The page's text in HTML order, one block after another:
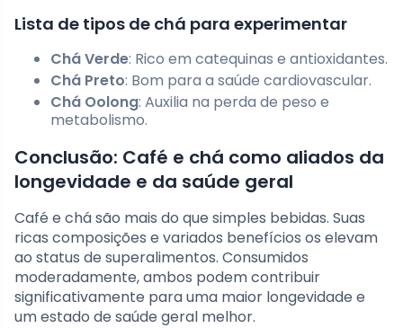
Lista de tipos de chá para experimentar
Chá Verde: Rico em catequinas e antioxidantes.
Chá Preto: Bom para a saúde cardiovascular.
Chá Oolong: Auxilia na perda de peso e
metabolismo.
Conclusão: Café e chá como aliados da
longevidade e da saúde geral
Café e chá são mais do que simples bebidas. Suas
ricas composições e variados benefícios os elevam
ao status de superalimentos. Consumidos
moderadamente, ambos podem contribuir
significativamente para uma maior longevidade e
um estado de saúde geral melhor.